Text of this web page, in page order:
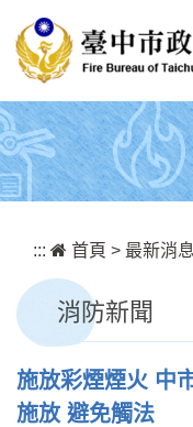
::: 首頁 > 最新消息
消防新聞
施放彩煙煙火 中
施放 避免觸法